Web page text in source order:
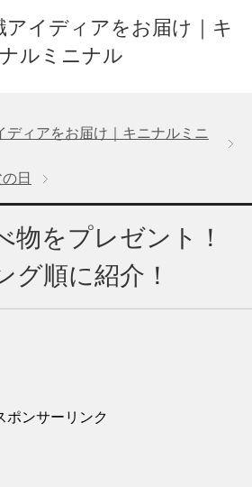
アイディアをお届け｜キ
ルミニナル
ディアをお届け｜キニナルミニ
日
物をプレゼント！
グ順に紹介！
ポンサーリンク